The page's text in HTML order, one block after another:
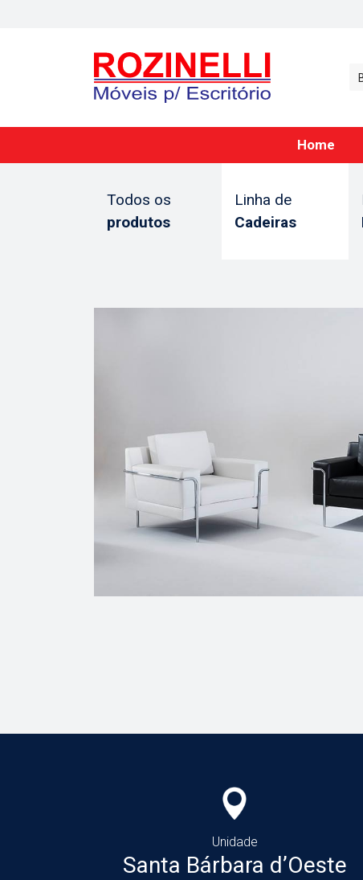
Home
Todos os
produtos
Linha de
Cadeiras
Unidade
Santa Bárbara d’Oeste